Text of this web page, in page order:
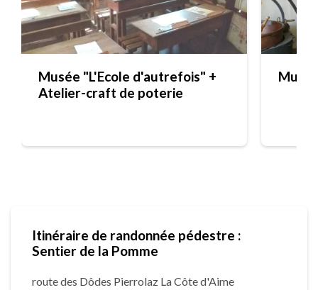
Musée "L'Ecole d'autrefois" +
Atelier-craft de poterie
Itinéraire de randonnée pédestre :
Sentier de la Pomme
route des Dôdes Pierrolaz La Côte d'Aime